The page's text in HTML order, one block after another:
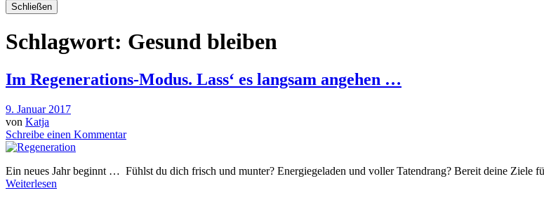
Schließen
Schlagwort: Gesund bleiben
Im Regenerations-Modus. Lass‘ es langsam angehen …
9. Januar 2017
von Katja
Schreibe einen Kommentar
Ein neues Jahr beginnt … Fühlst du dich frisch und munter? Energiegeladen und voller Tatendrang? Bereit deine Ziele
Weiterlesen